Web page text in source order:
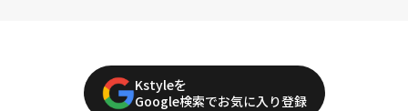
Kstyleを
Google検索でお気に入り登録